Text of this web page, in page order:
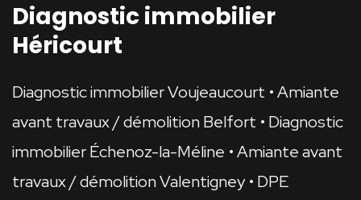
Diagnostic immobilier
Héricourt
Diagnostic immobilier Voujeaucourt
Amiante
avant travaux / démolition Belfort
Diagnostic
immobilier Échenoz-la-Méline
Amiante avant
travaux / démolition Valentigney
DPE